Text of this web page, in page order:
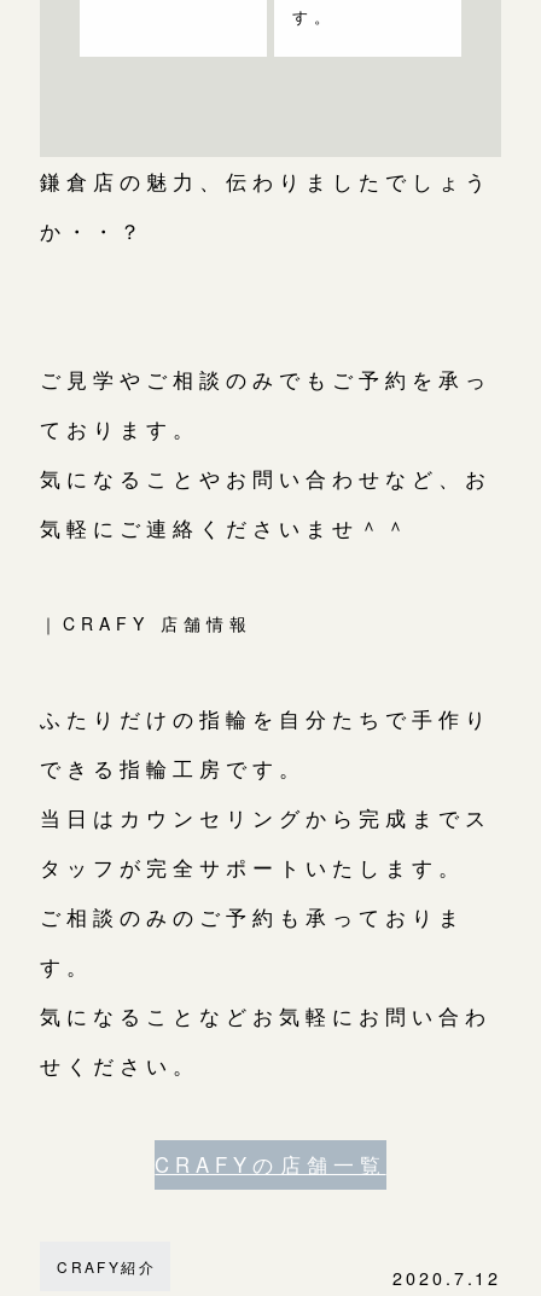
す。
鎌倉店の魅力、伝わりましたでしょう
か・・？
ご見学やご相談のみでもご予約を承っ
ております。
気になることやお問い合わせなど、お
気軽にご連絡くださいませ＾＾
｜CRAFY 店舗情報
ふたりだけの指輪を自分たちで手作り
できる指輪工房です。
当日はカウンセリングから完成までス
タッフが完全サポートいたします。
ご相談のみのご予約も承っておりま
す。
気になることなどお気軽にお問い合わ
せください。
CRAFYの店舗一覧
CRAFY紹介 2020.7.12